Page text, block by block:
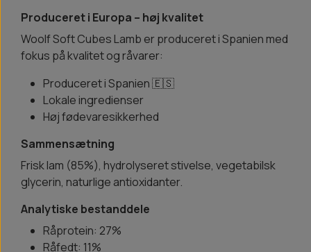
Produceret i Europa – høj kvalitet
Woolf Soft Cubes Lamb er produceret i Spanien med
fokus på kvalitet og råvarer:
Produceret i Spanien 🇪🇸
Lokale ingredienser
Høj fødevaresikkerhed
Sammensætning
Frisk lam (85%), hydrolyseret stivelse, vegetabilsk
glycerin, naturlige antioxidanter.
Analytiske bestanddele
Råprotein: 27%
Råfedt: 11%